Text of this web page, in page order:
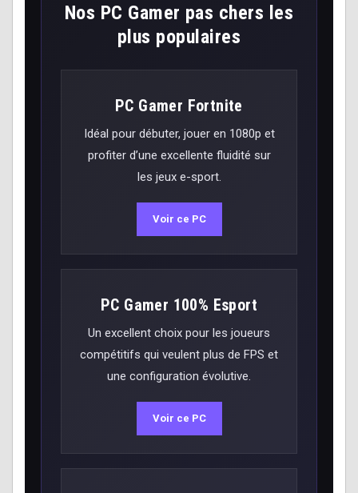
Nos PC Gamer pas chers les
plus populaires
PC Gamer Fortnite
Idéal pour débuter, jouer en 1080p et
profiter d’une excellente fluidité sur
les jeux e-sport.
Voir ce PC
PC Gamer 100% Esport
Un excellent choix pour les joueurs
compétitifs qui veulent plus de FPS et
une configuration évolutive.
Voir ce PC